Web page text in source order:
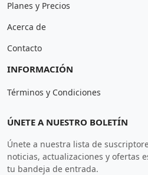
Planes y Precios
Acerca de
Contacto
INFORMACIÓN
Términos y Condiciones
ÚNETE A NUESTRO BOLETÍN
Únete a nuestra lista de
noticias, actualizaciones y ofertas
tu bandeja de entrada.